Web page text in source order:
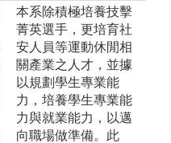
本系除積極培養技擊
菁英選手，更培育社
安人員等運動休閒相
關產業之人才，並據
以規劃學生專業能
力，培養學生專業能
力與就業能力，以邁
向職場做準備。此